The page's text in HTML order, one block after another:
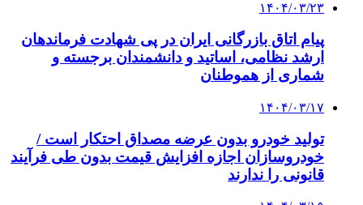
۱۴۰۴/۰۳/۲۳
پیام اتاق بازرگانی ایران در پی شهادت فرماندهان
ارشد نظامی، اساتید و دانشمندان برجسته و
شماری از هموطنان
۱۴۰۴/۰۳/۱۷
تولید خودرو بدون عرضه مصداق احتکار است /
خودروسازان اجازه افزایش قیمت بدون طی فرآیند
قانونی را ندارند